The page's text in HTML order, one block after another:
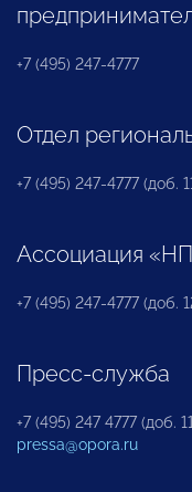
+7 (495) 247-4777
Отдел
+7 (495) 247-4777 (доб.
Ассоциация
+7 (495) 247-4777 (доб.
Пресс-служба
+7 (495) 247 4777 (доб.
pressa@opora.ru